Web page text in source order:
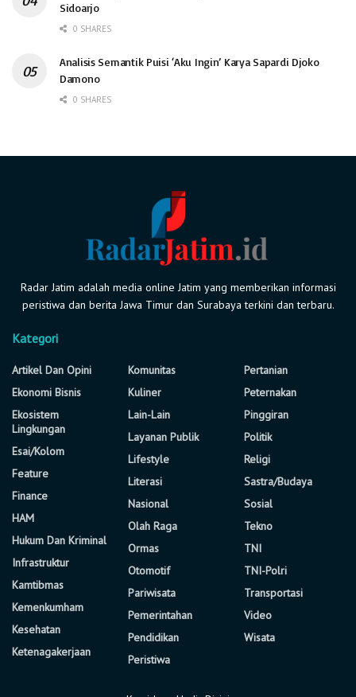
Sidoarjo
0 SHARES
Analisis Semantik Puisi ‘Aku Ingin’ Karya Sapardi Djoko
Damono
0 SHARES
Radar Jatim adalah media online Jatim yang memberikan informasi
peristiwa dan berita Jawa Timur dan Surabaya terkini dan terbaru.
Kategori
Artikel Dan Opini
Ekonomi Bisnis
Ekosistem
Lingkungan
Esai/Kolom
Feature
Finance
HAM
Hukum Dan Kriminal
Infrastruktur
Kamtibmas
Kemenkumham
Kesehatan
Ketenagakerjaan
Komunitas
Kuliner
Lain-Lain
Layanan Publik
Lifestyle
Literasi
Nasional
Olah Raga
Ormas
Otomotif
Pariwisata
Pemerintahan
Pendidikan
Peristiwa
Pertanian
Peternakan
Pinggiran
Politik
Religi
Sastra/Budaya
Sosial
Tekno
TNI
TNI-Polri
Transportasi
Video
Wisata